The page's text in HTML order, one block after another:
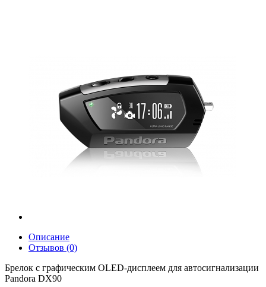
Описание
Отзывов (0)
Брелок с графическим OLED-дисплеем для автосигнализации
Pandora DX90